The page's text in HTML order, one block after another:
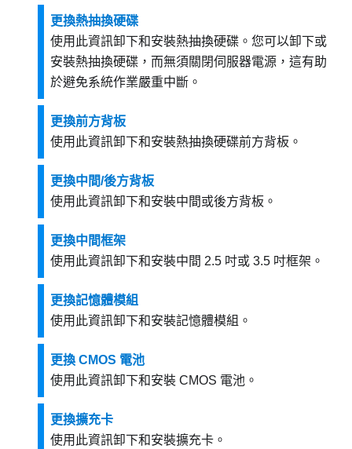
更換熱抽換硬碟
使用此資訊卸下和安裝熱抽換硬碟。您可以卸下或
安裝熱抽換硬碟，而無須關閉伺服器電源，這有助
於避免系統作業嚴重中斷。
更換前方背板
使用此資訊卸下和安裝熱抽換硬碟前方背板。
更換中間/後方背板
使用此資訊卸下和安裝中間或後方背板。
更換中間框架
使用此資訊卸下和安裝中間 2.5 吋或 3.5 吋框架。
更換記憶體模組
使用此資訊卸下和安裝記憶體模組。
更換 CMOS 電池
使用此資訊卸下和安裝 CMOS 電池。
更換擴充卡
使用此資訊卸下和安裝擴充卡。